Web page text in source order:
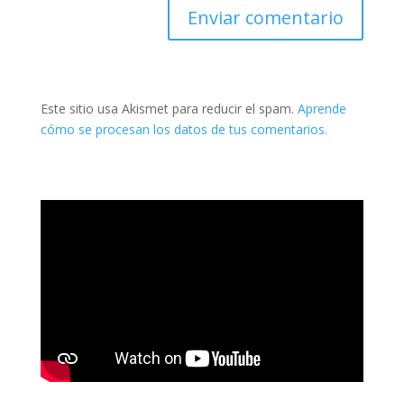
Este sitio usa Akismet para reducir el spam. Aprende
cómo se procesan los datos de tus comentarios.